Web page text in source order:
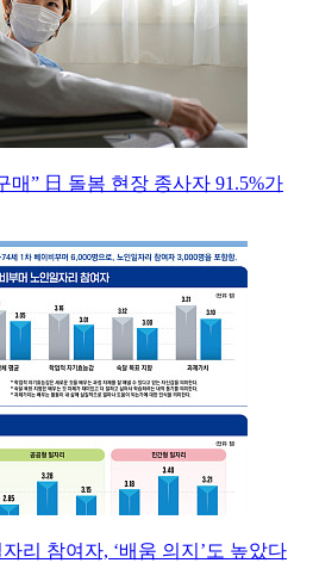
매” 日 돌봄 현장 종사자 91.5%가
리 참여자, ‘배움 의지’도 높았다